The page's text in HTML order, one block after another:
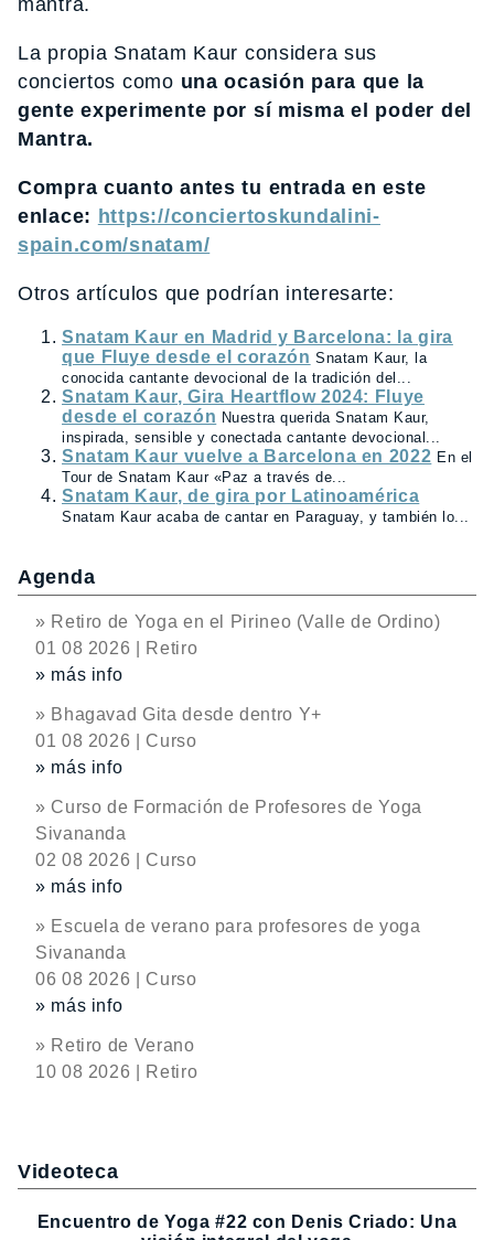
mantra.
La propia Snatam Kaur considera sus
conciertos como una ocasión para que la
gente experimente por sí misma el poder del
Mantra.
Compra cuanto antes tu entrada en este
enlace: https://conciertoskundalini-
spain.com/snatam/
Otros artículos que podrían interesarte:
Snatam Kaur en Madrid y Barcelona: la gira
que Fluye desde el corazón Snatam Kaur, la
conocida cantante devocional de la tradición del...
Snatam Kaur, Gira Heartflow 2024: Fluye
desde el corazón Nuestra querida Snatam Kaur,
inspirada, sensible y conectada cantante devocional...
Snatam Kaur vuelve a Barcelona en 2022 En el
Tour de Snatam Kaur «Paz a través de...
Snatam Kaur, de gira por Latinoamérica
Snatam Kaur acaba de cantar en Paraguay, y también lo...
Agenda
» Retiro de Yoga en el Pirineo (Valle de Ordino)
01 08 2026 | Retiro
» más info
» Bhagavad Gita desde dentro Y+
01 08 2026 | Curso
» más info
» Curso de Formación de Profesores de Yoga
Sivananda
02 08 2026 | Curso
» más info
» Escuela de verano para profesores de yoga
Sivananda
06 08 2026 | Curso
» más info
» Retiro de Verano
10 08 2026 | Retiro
Videoteca
Encuentro de Yoga #22 con Denis Criado: Una